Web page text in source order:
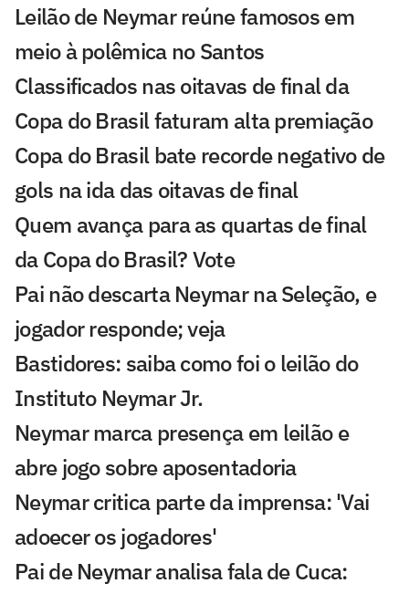
Leilão de Neymar reúne famosos em
meio à polêmica no Santos
Classificados nas oitavas de final da
Copa do Brasil faturam alta premiação
Copa do Brasil bate recorde negativo de
gols na ida das oitavas de final
Quem avança para as quartas de final
da Copa do Brasil? Vote
Pai não descarta Neymar na Seleção, e
jogador responde; veja
Bastidores: saiba como foi o leilão do
Instituto Neymar Jr.
Neymar marca presença em leilão e
abre jogo sobre aposentadoria
Neymar critica parte da imprensa: 'Vai
adoecer os jogadores'
Pai de Neymar analisa fala de Cuca: